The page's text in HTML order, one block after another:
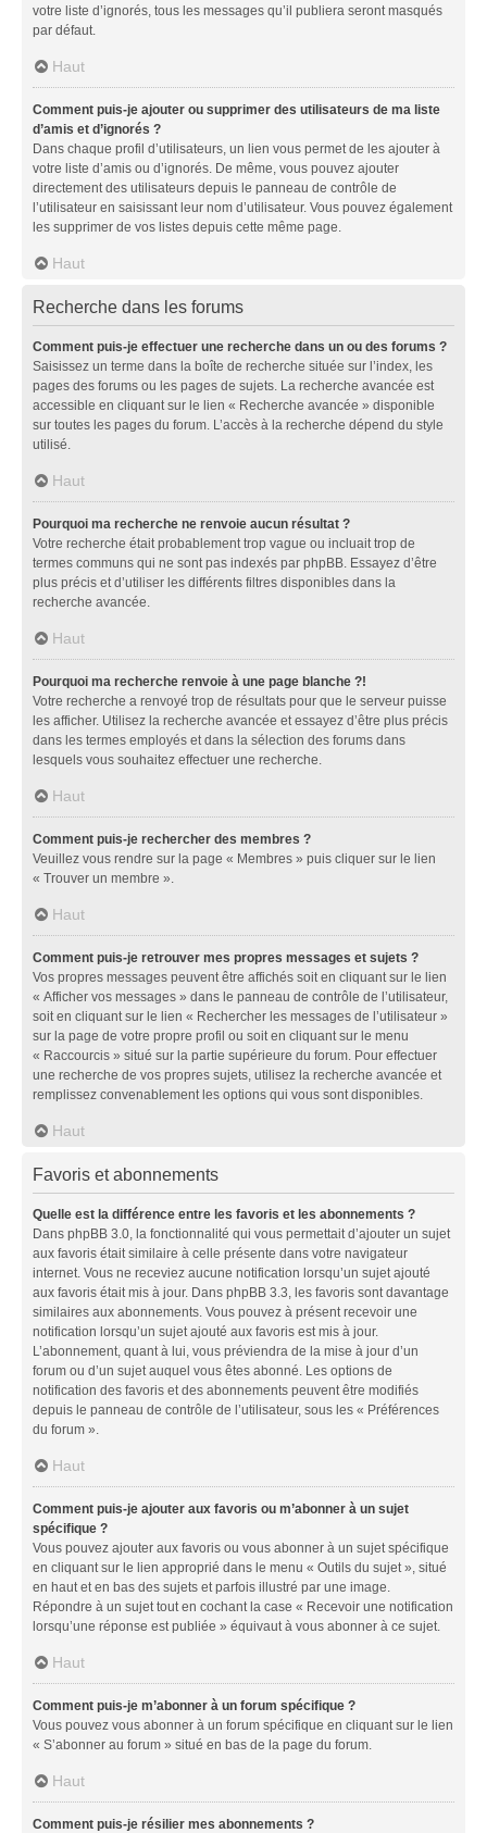
votre liste d’ignorés, tous les messages qu’il publiera seront masqués
par défaut.
Haut
Comment puis-je ajouter ou supprimer des utilisateurs de ma liste
d’amis et d’ignorés ?
Dans chaque profil d’utilisateurs, un lien vous permet de les ajouter à
votre liste d’amis ou d’ignorés. De même, vous pouvez ajouter
directement des utilisateurs depuis le panneau de contrôle de
l’utilisateur en saisissant leur nom d’utilisateur. Vous pouvez également
les supprimer de vos listes depuis cette même page.
Haut
Recherche dans les forums
Comment puis-je effectuer une recherche dans un ou des forums ?
Saisissez un terme dans la boîte de recherche située sur l’index, les
pages des forums ou les pages de sujets. La recherche avancée est
accessible en cliquant sur le lien « Recherche avancée » disponible
sur toutes les pages du forum. L’accès à la recherche dépend du style
utilisé.
Haut
Pourquoi ma recherche ne renvoie aucun résultat ?
Votre recherche était probablement trop vague ou incluait trop de
termes communs qui ne sont pas indexés par phpBB. Essayez d’être
plus précis et d’utiliser les différents filtres disponibles dans la
recherche avancée.
Haut
Pourquoi ma recherche renvoie à une page blanche ?!
Votre recherche a renvoyé trop de résultats pour que le serveur puisse
les afficher. Utilisez la recherche avancée et essayez d’être plus précis
dans les termes employés et dans la sélection des forums dans
lesquels vous souhaitez effectuer une recherche.
Haut
Comment puis-je rechercher des membres ?
Veuillez vous rendre sur la page « Membres » puis cliquer sur le lien
« Trouver un membre ».
Haut
Comment puis-je retrouver mes propres messages et sujets ?
Vos propres messages peuvent être affichés soit en cliquant sur le lien
« Afficher vos messages » dans le panneau de contrôle de l’utilisateur,
soit en cliquant sur le lien « Rechercher les messages de l’utilisateur »
sur la page de votre propre profil ou soit en cliquant sur le menu
« Raccourcis » situé sur la partie supérieure du forum. Pour effectuer
une recherche de vos propres sujets, utilisez la recherche avancée et
remplissez convenablement les options qui vous sont disponibles.
Haut
Favoris et abonnements
Quelle est la différence entre les favoris et les abonnements ?
Dans phpBB 3.0, la fonctionnalité qui vous permettait d’ajouter un sujet
aux favoris était similaire à celle présente dans votre navigateur
internet. Vous ne receviez aucune notification lorsqu’un sujet ajouté
aux favoris était mis à jour. Dans phpBB 3.3, les favoris sont davantage
similaires aux abonnements. Vous pouvez à présent recevoir une
notification lorsqu’un sujet ajouté aux favoris est mis à jour.
L’abonnement, quant à lui, vous préviendra de la mise à jour d’un
forum ou d’un sujet auquel vous êtes abonné. Les options de
notification des favoris et des abonnements peuvent être modifiés
depuis le panneau de contrôle de l’utilisateur, sous les « Préférences
du forum ».
Haut
Comment puis-je ajouter aux favoris ou m’abonner à un sujet
spécifique ?
Vous pouvez ajouter aux favoris ou vous abonner à un sujet spécifique
en cliquant sur le lien approprié dans le menu « Outils du sujet », situé
en haut et en bas des sujets et parfois illustré par une image.
Répondre à un sujet tout en cochant la case « Recevoir une notification
lorsqu’une réponse est publiée » équivaut à vous abonner à ce sujet.
Haut
Comment puis-je m’abonner à un forum spécifique ?
Vous pouvez vous abonner à un forum spécifique en cliquant sur le lien
« S’abonner au forum » situé en bas de la page du forum.
Haut
Comment puis-je résilier mes abonnements ?